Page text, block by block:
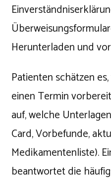
Herunterladen und
Patienten schätzen
einen Termin
auf, welche
Card, Vorbefunde,
Medikamentenliste).
beantwortet die